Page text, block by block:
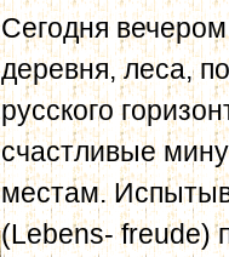
Сегодня
деревня, леса,
русского
счастливые
местам.
(Lebens- freude)